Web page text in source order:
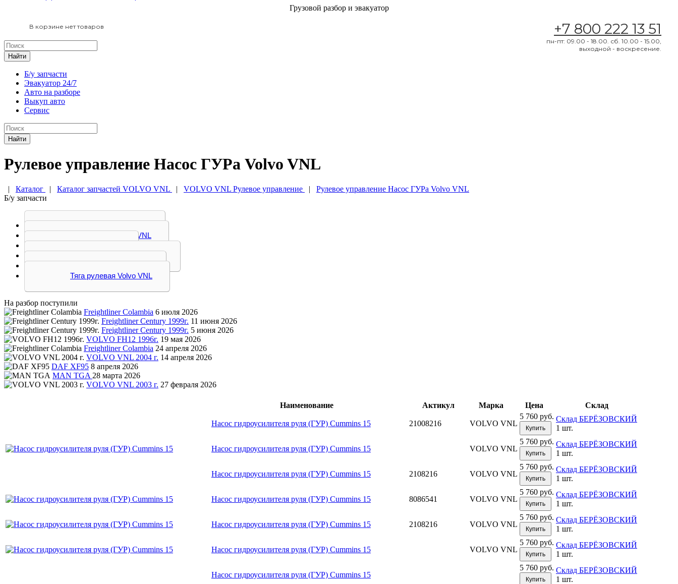
Грузовой разбор и эвакуатор
+7 800 222 13 51
пн-пт: 09.00 - 18.00. сб. 10.00 - 15.00,
выходной - воскресение.
В корзине нет товаров
Найти
Б/у запчасти
Эвакуатор 24/7
Авто на разборе
Выкуп авто
Сервис
Найти
Рулевое управление Насос ГУРа Volvo VNL
| Каталог | Каталог запчастей VOLVO VNL | VOLVO VNL Рулевое управление | Рулевое управление Насос ГУРа Volvo VNL
Б/у запчасти
Вал рулевой Volvo VNL
Тяга рулевая Volvo VNL
На разбор поступили
Freightliner Colambia 6 июля 2026
Freightliner Century 1999г. 11 июня 2026
Freightliner Century 1999г. 5 июня 2026
VOLVO FH12 1996г. 19 мая 2026
Freightliner Colambia 24 апреля 2026
VOLVO VNL 2004 г. 14 апреля 2026
DAF XF95 8 апреля 2026
MAN TGA 28 марта 2026
VOLVO VNL 2003 г. 27 февраля 2026
Наименование Актикул Марка Цена Склад
Насос гидроусилителя руля (ГУР) Cummins 15 21008216 VOLVO VNL
5 760 руб.
Купить
Склад БЕРЁЗОВСКИЙ
1 шт.
Насос гидроусилителя руля (ГУР) Cummins 15 VOLVO VNL
5 760 руб.
Купить
Склад БЕРЁЗОВСКИЙ
1 шт.
Насос гидроусилителя руля (ГУР) Cummins 15 2108216 VOLVO VNL
5 760 руб.
Купить
Склад БЕРЁЗОВСКИЙ
1 шт.
Насос гидроусилителя руля (ГУР) Cummins 15 8086541 VOLVO VNL
5 760 руб.
Купить
Склад БЕРЁЗОВСКИЙ
1 шт.
Насос гидроусилителя руля (ГУР) Cummins 15 2108216 VOLVO VNL
5 760 руб.
Купить
Склад БЕРЁЗОВСКИЙ
1 шт.
Насос гидроусилителя руля (ГУР) Cummins 15 VOLVO VNL
5 760 руб.
Купить
Склад БЕРЁЗОВСКИЙ
1 шт.
Насос гидроусилителя руля (ГУР) Cummins 15
5 760 руб.
Купить
Склад БЕРЁЗОВСКИЙ
1 шт.